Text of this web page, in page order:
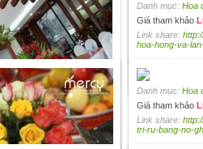
Danh mục: Hoa
Giá tham khảo
tri-hoa-ban-le-
hệ
Danh mục: Hoa
Giá tham khảo
Link share:
hoa-hong-va-
Danh mục: Hoa
Giá tham khảo
Link share:
tri-ru-bang-no-